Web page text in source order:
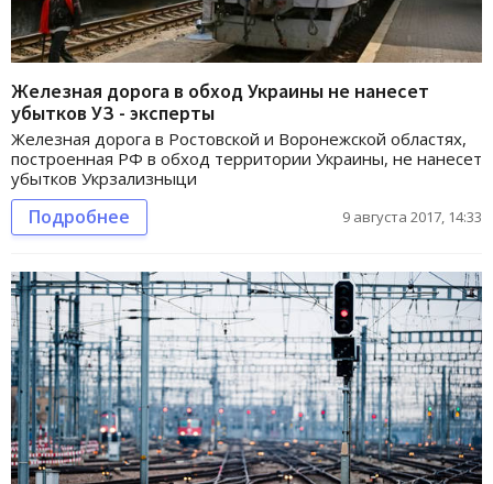
Железная дорога в обход Украины не нанесет
убытков УЗ - эксперты
Железная дорога в Ростовской и Воронежской областях,
построенная РФ в обход территории Украины, не нанесет
убытков Укрзализныци
Подробнее 9 августа 2017, 14:33